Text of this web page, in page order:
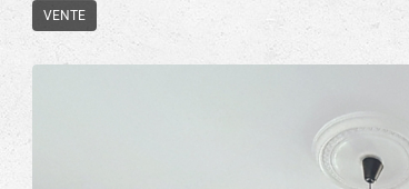
VENTE